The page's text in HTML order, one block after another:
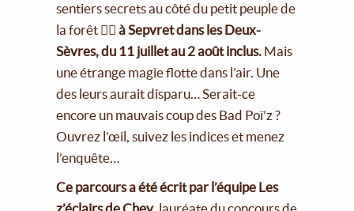
sentiers secrets au côté du petit peuple de
la forêt 🧚‍♀️ à Sepvret dans les Deux-
Sèvres, du 11 juillet au 2 août inclus. Mais
une étrange magie flotte dans l’air. Une
des leurs aurait disparu… Serait-ce
encore un mauvais coup des Bad Poï’z ?
Ouvrez l’œil, suivez les indices et menez
l’enquête…
Ce parcours a été écrit par l’équipe Les